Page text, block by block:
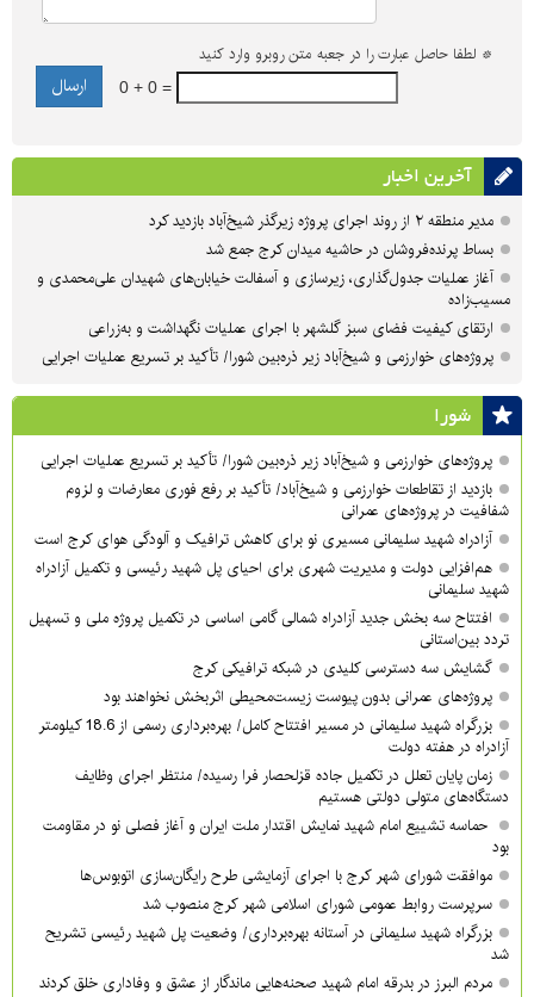
* لطفا حاصل عبارت را در جعبه متن روبرو وارد کنید
0 + 0 =
آخرین اخبار
مدیر منطقه ۲ از روند اجرای پروژه زیرگذر شیخ‌آباد بازدید کرد
بساط پرنده‌فروشان در حاشیه میدان کرج جمع شد
آغاز عملیات جدول‌گذاری، زیرسازی و آسفالت خیابان‌های شهیدان علی‌محمدی و
مسیب‌زاده
ارتقای کیفیت فضای سبز گلشهر با اجرای عملیات نگهداشت و به‌زراعی
پروژه‌های خوارزمی و شیخ‌آباد زیر ذره‌بین شورا/ تأکید بر تسریع عملیات اجرایی
شورا
پروژه‌های خوارزمی و شیخ‌آباد زیر ذره‌بین شورا/ تأکید بر تسریع عملیات اجرایی
بازدید از تقاطعات خوارزمی و شیخ‌آباد/ تأکید بر رفع فوری معارضات و لزوم
شفافیت در پروژه‌های عمرانی
آزادراه شهید سلیمانی مسیری نو برای کاهش ترافیک و آلودگی هوای کرج است
هم‌افزایی دولت و مدیریت شهری برای احیای پل شهید رئیسی و تکمیل آزادراه
شهید سلیمانی
افتتاح سه بخش جدید آزادراه شمالی گامی اساسی در تکمیل پروژه ملی و تسهیل
تردد بین‌استانی
گشایش سه دسترسی کلیدی در شبکه ترافیکی کرج
پروژه‌های عمرانی بدون پیوست زیست‌محیطی اثربخش نخواهند بود
بزرگراه شهید سلیمانی در مسیر افتتاح کامل/ بهره‌برداری رسمی از 18.6 کیلومتر
آزادراه در هفته دولت
زمان پایان تعلل در تکمیل جاده قزلحصار فرا رسیده/ منتظر اجرای وظایف
دستگاه‌های متولی دولتی هستیم
حماسه تشییع امام شهید نمایش اقتدار ملت ایران و آغاز فصلی نو در مقاومت
بود
موافقت شورای شهر کرج با اجرای آزمایشی طرح رایگان‌سازی اتوبوس‌ها
سرپرست روابط عمومی شورای اسلامی شهر کرج منصوب شد
بزرگراه شهید سلیمانی در آستانه بهره‌برداری/ وضعیت پل شهید رئیسی تشریح
شد
مردم البرز در بدرقه امام شهید صحنه‌هایی ماندگار از عشق و وفاداری خلق کردند